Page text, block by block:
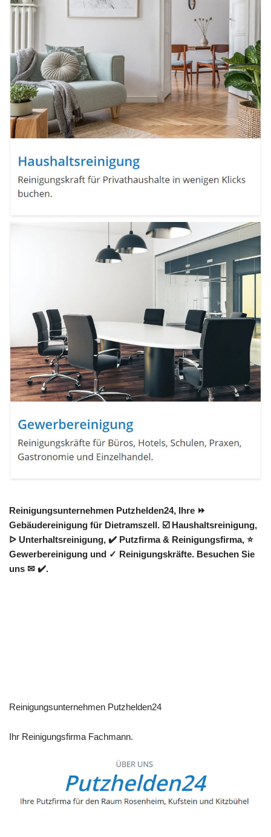
Reinigungsunternehmen Putzhelden24, Ihre ⏩
Gebäudereinigung für Dietramszell. ☑️ Haushaltsreinigung,
ᐅ Unterhaltsreinigung, ✔️ Putzfirma & Reinigungsfirma, ⭐
Gewerbereinigung und ✓ Reinigungskräfte. Besuchen Sie
uns ✉ ✔️.
Reinigungsunternehmen Putzhelden24
Ihr Reinigungsfirma Fachmann.